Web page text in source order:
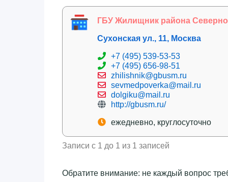
ГБУ Жилищник района
Сухонская ул., 11, Москва
+7 (495) 539-53-53
+7 (495) 656-98-51
zhilishnik@gbusm.ru
sevmedpoverka@mail.ru
dolgiku@mail.ru
http://gbusm.ru/
ежедневно, круглосуточно
Записи с 1 до 1 из 1 записей
Обратите внимание: не каждый вопрос